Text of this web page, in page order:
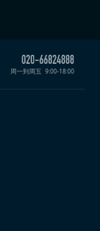
周一到周五 9:00-18:00